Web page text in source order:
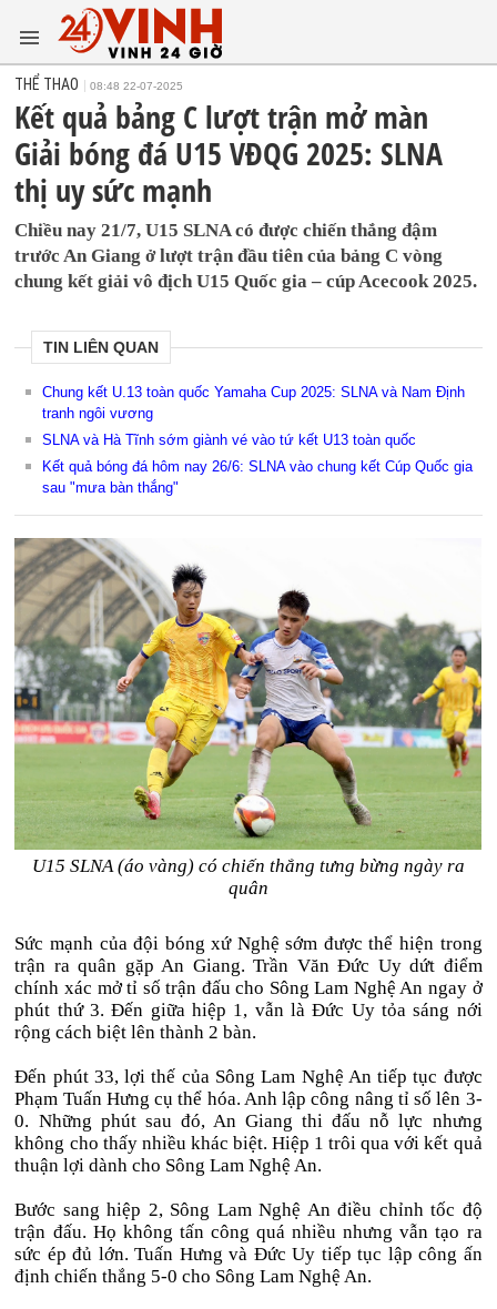
THỂ THAO 08:48 22-07-2025
Kết quả bảng C lượt trận mở màn
Giải bóng đá U15 VĐQG 2025: SLNA
thị uy sức mạnh
Chiều nay 21/7, U15 SLNA có được chiến thắng đậm
trước An Giang ở lượt trận đầu tiên của bảng C vòng
chung kết giải vô địch U15 Quốc gia – cúp Acecook 2025.
TIN LIÊN QUAN
Chung kết U.13 toàn quốc Yamaha Cup 2025: SLNA và Nam Định
tranh ngôi vương
SLNA và Hà Tĩnh sớm giành vé vào tứ kết U13 toàn quốc
Kết quả bóng đá hôm nay 26/6: SLNA vào chung kết Cúp Quốc gia
sau "mưa bàn thắng"
U15 SLNA (áo vàng) có chiến thắng tưng bừng ngày ra
quân
Sức mạnh của đội bóng xứ Nghệ sớm được thể hiện trong
trận ra quân gặp An Giang. Trần Văn Đức Uy dứt điểm
chính xác mở tỉ số trận đấu cho Sông Lam Nghệ An ngay ở
phút thứ 3. Đến giữa hiệp 1, vẫn là Đức Uy tỏa sáng nới
rộng cách biệt lên thành 2 bàn.
Đến phút 33, lợi thế của Sông Lam Nghệ An tiếp tục được
Phạm Tuấn Hưng cụ thể hóa. Anh lập công nâng tỉ số lên 3-
0. Những phút sau đó, An Giang thi đấu nỗ lực nhưng
không cho thấy nhiều khác biệt. Hiệp 1 trôi qua với kết quả
thuận lợi dành cho Sông Lam Nghệ An.
Bước sang hiệp 2, Sông Lam Nghệ An điều chỉnh tốc độ
trận đấu. Họ không tấn công quá nhiều nhưng vẫn tạo ra
sức ép đủ lớn. Tuấn Hưng và Đức Uy tiếp tục lập công ấn
định chiến thắng 5-0 cho Sông Lam Nghệ An.